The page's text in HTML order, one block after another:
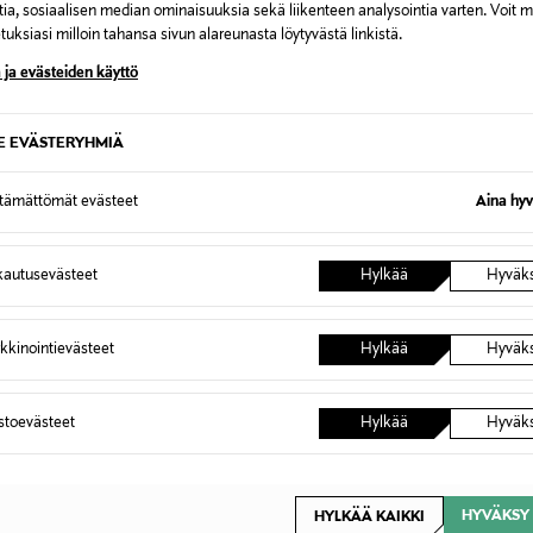
sosiaalisen median ominaisuuksia sekä liikenteen analysointia varten. Voit
milloin tahansa sivun alareunasta löytyvästä linkistä.
ja evästeiden käyttö
EVÄSTERYHMIÄ
evästeet Aina
Hylkää
Hylkää
Hylkää
HYLKÄÄ KAIKKI
Ankkaperhe
B.